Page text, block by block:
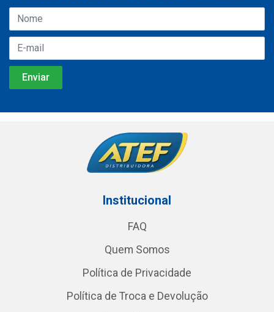
Institucional
FAQ
Quem Somos
Política de Privacidade
Política de Troca e Devolução